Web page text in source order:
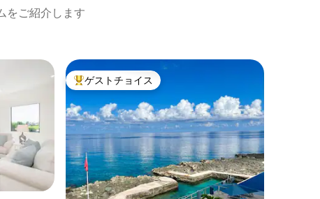
をご紹介します
大好評のゲストチョイスです。
ゲストチョイス